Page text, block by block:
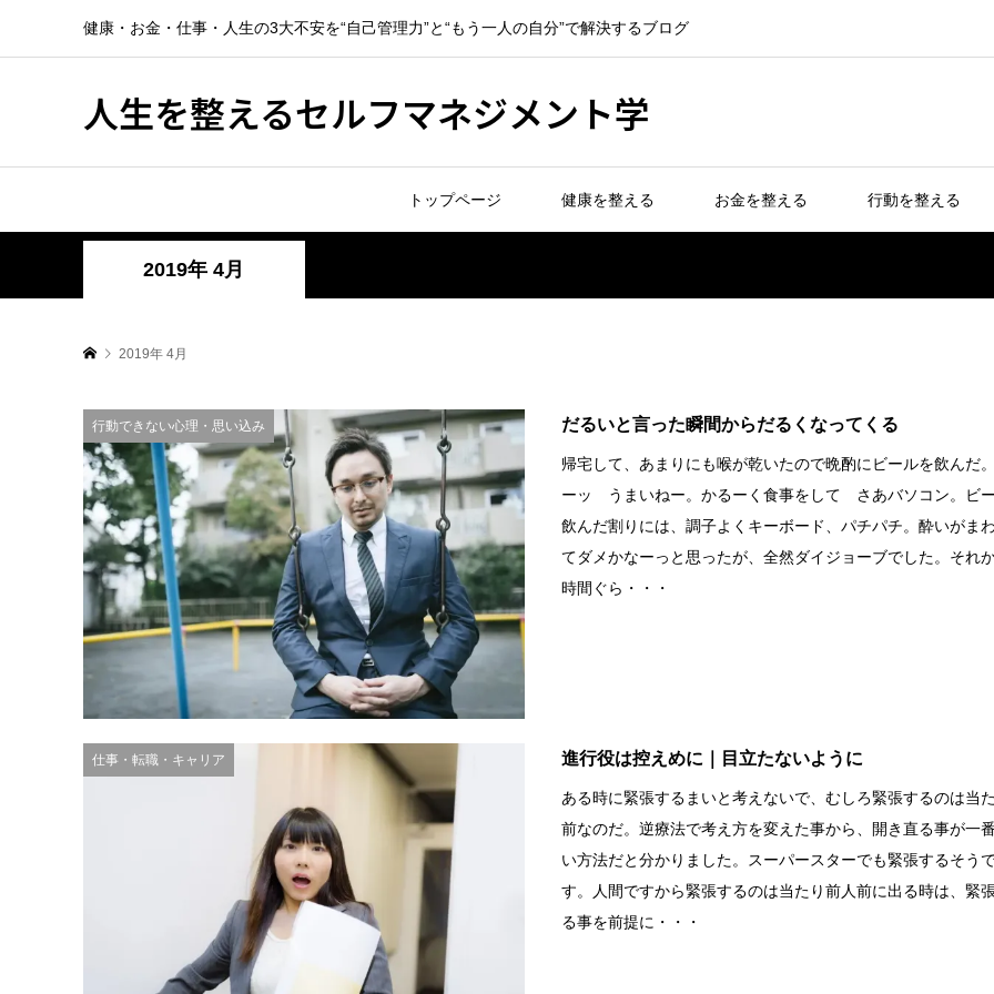
健康・お金・仕事・人生の3大不安を“自己管理力”と“もう一人の自分”で解決するブログ
人生を整えるセルフマネジメント学
トップページ 健康を整える お金を整える 行動を整える
2019年 4月
2019年 4月
行動できない心理・思い込み だるいと言った瞬間からだるくなってくる
帰宅して、あまりにも喉が乾いたので晩酌にビールを飲んだ
ーッ うまいねー。かるーく食事をして さあバソコン。ビ
飲んだ割りには、調子よくキーボード、パチパチ。酔いがま
てダメかなーっと思ったが、全然ダイジョーブでした。それ
時間ぐら・・・
仕事・転職・キャリア 進行役は控えめに｜目立たないように
ある時に緊張するまいと考えないで、むしろ緊張するのは当
前なのだ。逆療法で考え方を変えた事から、開き直る事が一
い方法だと分かりました。スーパースターでも緊張するそう
す。人間ですから緊張するのは当たり前人前に出る時は、緊
る事を前提に・・・